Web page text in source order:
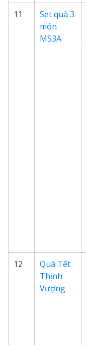
11
Set quà 3
món
MS3A
12
Quà Tết
Thịnh
Vượng